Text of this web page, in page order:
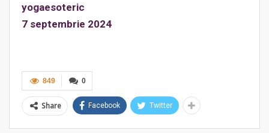
yogaesoteric
7 septembrie 2024
0
849
Share Facebook Twitter